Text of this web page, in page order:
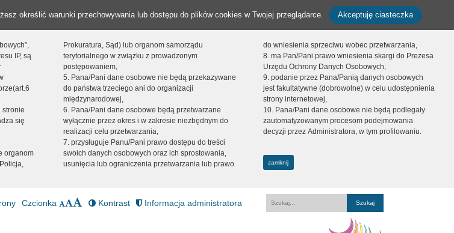
określić warunki przechowywania lub dostępu do plików cookies w Twojej przeglądarce. Akceptuję ciasteczka
IP, są
stronie
się
organom
Prokuratura, Sąd) lub organom samorządu
terytorialnego w związku z prowadzonym
postępowaniem,
5. Pana/Pani dane osobowe nie będą przekazywane
do państwa trzeciego ani do organizacji
międzynarodowej,
6. Pana/Pani dane osobowe będą przetwarzane
wyłącznie przez okres i w zakresie niezbędnym do
realizacji celu przetwarzania,
7. przysługuje Panu/Pani prawo dostępu do treści
swoich danych osobowych oraz ich sprostowania,
usunięcia lub ograniczenia przetwarzania lub prawo
do wniesienia sprzeciwu wobec przetwarzania,
8. ma Pan/Pani prawo wniesienia skargi do Prezesa
Urzędu Ochrony Danych Osobowych,
9. podanie przez Pana/Panią danych osobowych
jest fakultatywne (dobrowolne) w celu udostępnienia
strony internetowej,
10. Pana/Pani dane osobowe nie będą podlegały
zautomatyzowanym procesom podejmowania
decyzji przez Administratora, w tym profilowaniu.
zamknij
Czcionka Kontrast Informacja administratora
Fraza